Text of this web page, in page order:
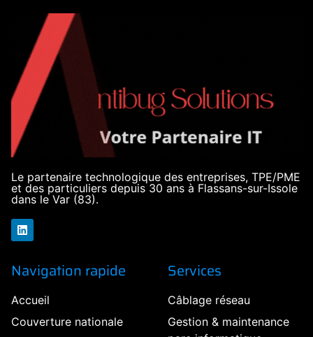
Le partenaire technologique des entreprises, TPE/PME
et des particuliers depuis 30 ans à Flassans-sur-Issole
dans le Var (83).
Navigation rapide
Accueil
Couverture nationale
Services
Câblage réseau
Gestion & maintenance